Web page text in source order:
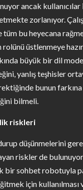
ancak
zorlanıyor.
tüm bu heyecana
üstlenmeye
büyük bir dil
yanlış teşhisler
bunun farkına
bilmeli.
riskleri
düşünmelerini
riskler de
bir sohbet robotuyla
için kullanılması